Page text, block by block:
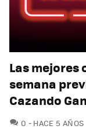
Las mejores
semana
Cazando
0 COMENTARIOS
HACE 5 AÑOS